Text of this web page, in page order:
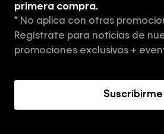
Tiendas
Aviso de privacidad
Términos y Condiciones
primera compra.
* No aplica con otras
Regístrate para noticias de
promociones exclusivas +
Suscribirme